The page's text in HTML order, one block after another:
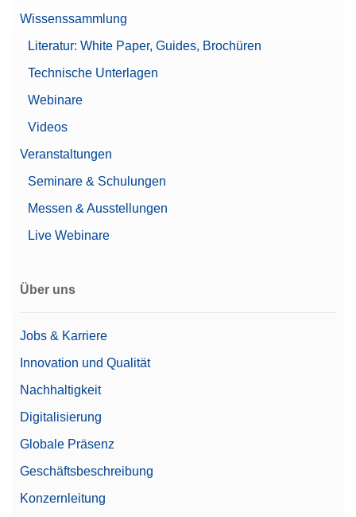
Wissenssammlung
Literatur: White Paper, Guides, Brochüren
Technische Unterlagen
Webinare
Videos
Veranstaltungen
Seminare & Schulungen
Messen & Ausstellungen
Live Webinare
Über uns
Jobs & Karriere
Innovation und Qualität
Nachhaltigkeit
Digitalisierung
Globale Präsenz
Geschäftsbeschreibung
Konzernleitung